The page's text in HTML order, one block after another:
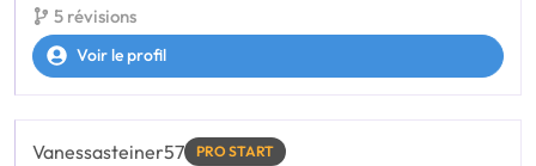
5 révisions
Voir le profil
Vanessasteiner57 PRO START